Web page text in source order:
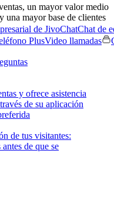
un mayor valor medio
una mayor base de clientes
de JivoChatChat de
PlusVideo llamadas
y ofrece asistencia
de su aplicación
de tus visitantes:
de que se